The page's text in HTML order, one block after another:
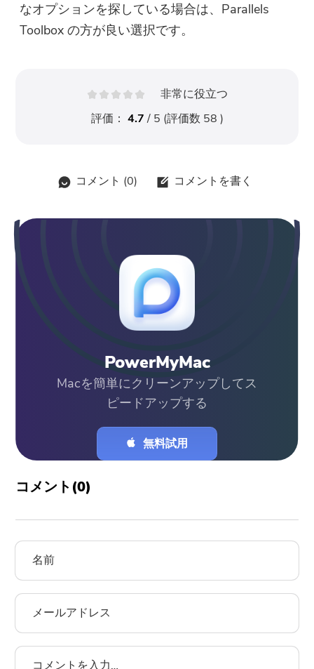
なオプションを探している場合は、Parallels
Toolbox の方が良い選択です。
非常に役立つ
評価： 4.7/ 5 (評価数 58 )
コメント (0) コメントを書く
PowerMyMac
Macを簡単にクリーンアップしてス
ピードアップする
無料試用
コメント(0)